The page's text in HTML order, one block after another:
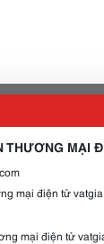
MẠI
mại điện tử
mại điện tử